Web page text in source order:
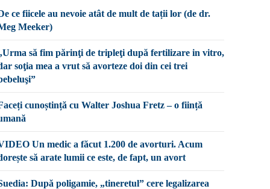
ce fiicele au nevoie atât de mult de tații lor (de dr.
Meeker)
să fim părinţi de tripleţi după fertilizare in vitro,
soţia mea a vrut să avorteze doi din cei trei
cunoștință cu Walter Joshua Fretz – o ființă
Un medic a făcut 1.200 de avorturi. Acum
să arate lumii ce este, de fapt, un avort
După poligamie, „tineretul” cere legalizarea